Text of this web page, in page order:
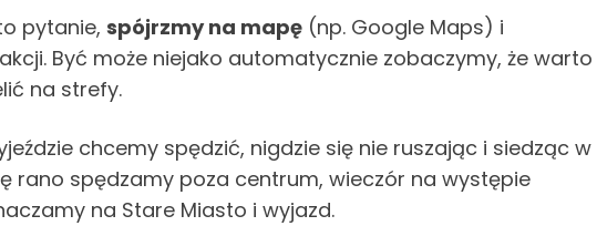
pytanie, spójrzmy na mapę (np. Google Maps) i
Być może niejako automatycznie zobaczymy, że warto
na strefy.
chcemy spędzić, nigdzie się nie ruszając i siedząc w
rano spędzamy poza centrum, wieczór na występie
na Stare Miasto i wyjazd.